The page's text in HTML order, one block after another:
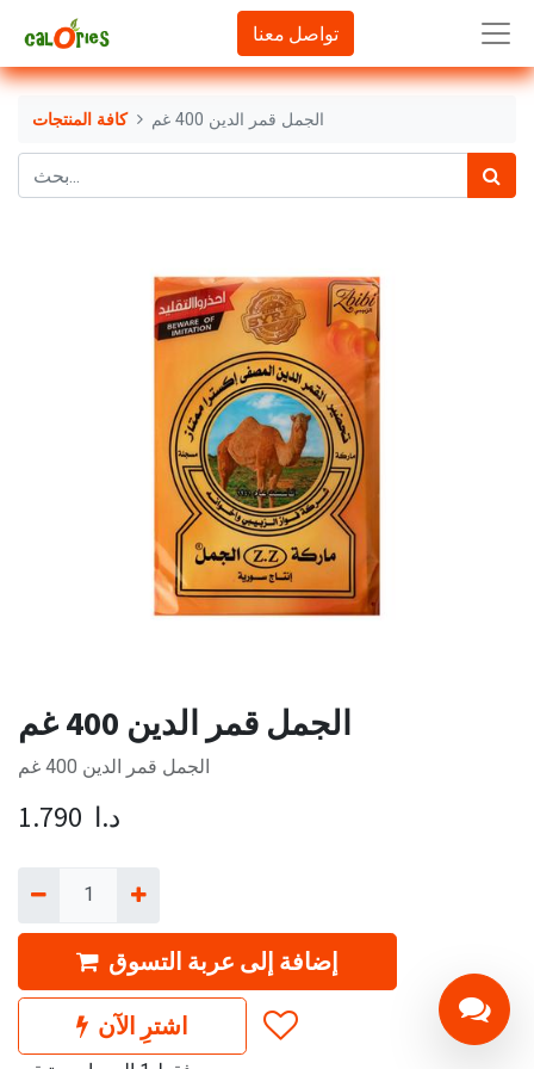
تواصل معنا
كافة المنتجات الجمل قمر الدين 400 غم
الجمل قمر الدين 400 غم
الجمل قمر الدين 400 غم
1.790 د.ا
إضافة إلى عربة التسوق
اشترِ الآن